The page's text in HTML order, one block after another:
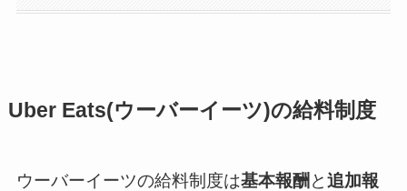
Uber Eats(ウーバーイーツ)の給料制度
ウーバーイーツの給料制度は基本報酬 と追加報